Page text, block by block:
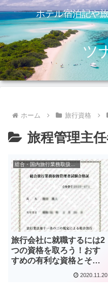
ホテル宿泊記や
ツ
ホーム 旅行資格
旅程管理主
総合・国内旅行業務取扱管理者
旅行会社に就職するには2
つの資格を取ろう！おす
すめの有利な資格とその
2020.11.20